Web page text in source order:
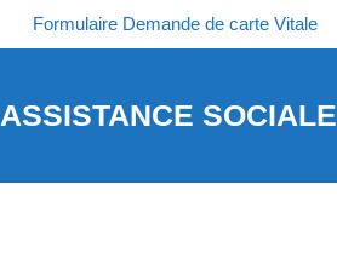
Formulaire Demande de carte Vitale
ASSISTANCE SOCIALE